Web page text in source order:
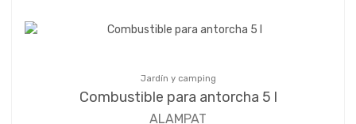
Jardín y camping
Combustible para antorcha 5 l
ALAMPAT